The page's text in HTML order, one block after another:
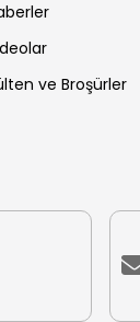
ve Broşürler